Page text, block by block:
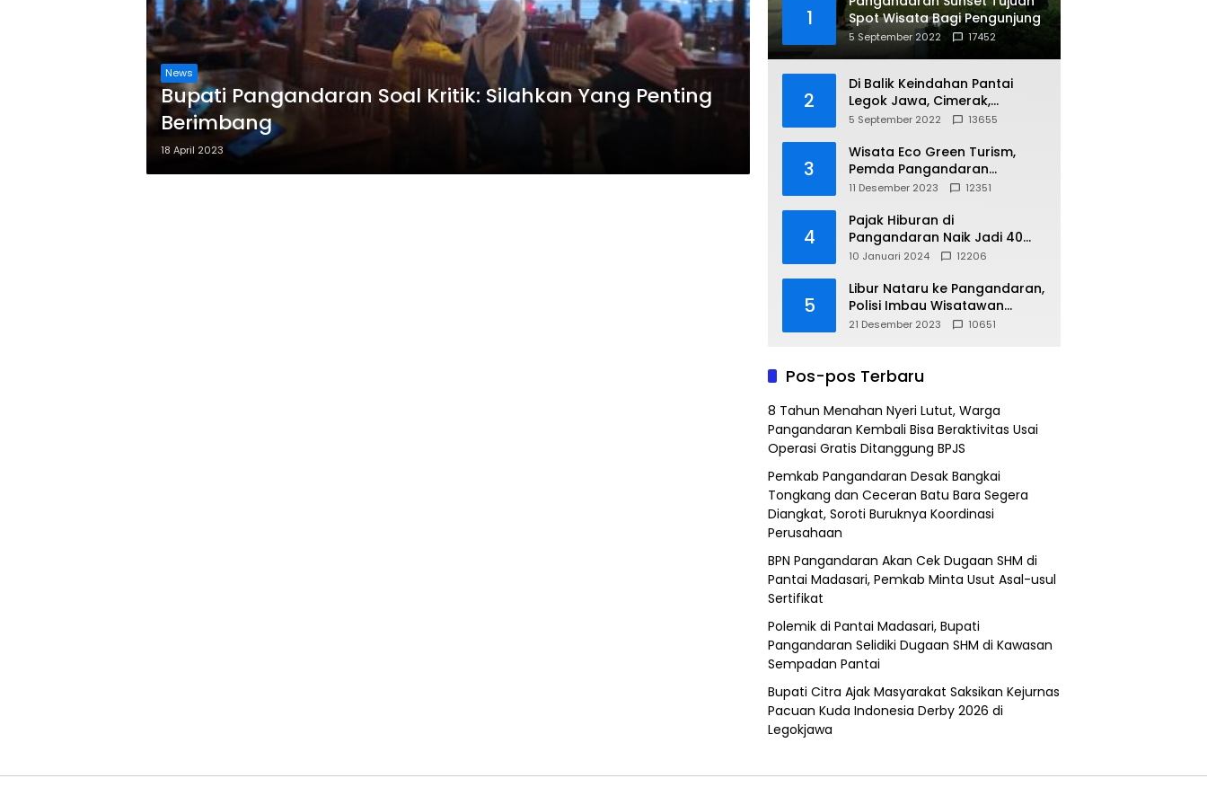
News
Bupati Pangandaran Soal Kritik: Silahkan Yang Penting
Berimbang
18 April 2023
1
Spot Wisata Bagi Pengunjung
5 September 2022 17452
2
Di Balik Keindahan Pantai
Legok Jawa, Cimerak,
Pangandaran
5 September 2022 13655
3
Wisata Eco Green Turism,
Pemda Pangandaran
Gandeng PLN
11 Desember 2023 12351
4
Pajak Hiburan di
Pangandaran Naik Jadi 40
Persen
10 Januari 2024 12206
5
Libur Nataru ke Pangandaran,
Polisi Imbau Wisatawan
Gunakan Jalur Arteri
21 Desember 2023 10651
Pos-pos Terbaru
8 Tahun Menahan Nyeri Lutut, Warga
Pangandaran Kembali Bisa Beraktivitas Usai
Operasi Gratis Ditanggung BPJS
Pemkab Pangandaran Desak Bangkai
Tongkang dan Ceceran Batu Bara Segera
Diangkat, Soroti Buruknya Koordinasi
Perusahaan
BPN Pangandaran Akan Cek Dugaan SHM di
Pantai Madasari, Pemkab Minta Usut Asal-usul
Sertifikat
Polemik di Pantai Madasari, Bupati
Pangandaran Selidiki Dugaan SHM di Kawasan
Sempadan Pantai
Bupati Citra Ajak Masyarakat Saksikan Kejurnas
Pacuan Kuda Indonesia Derby 2026 di
Legokjawa